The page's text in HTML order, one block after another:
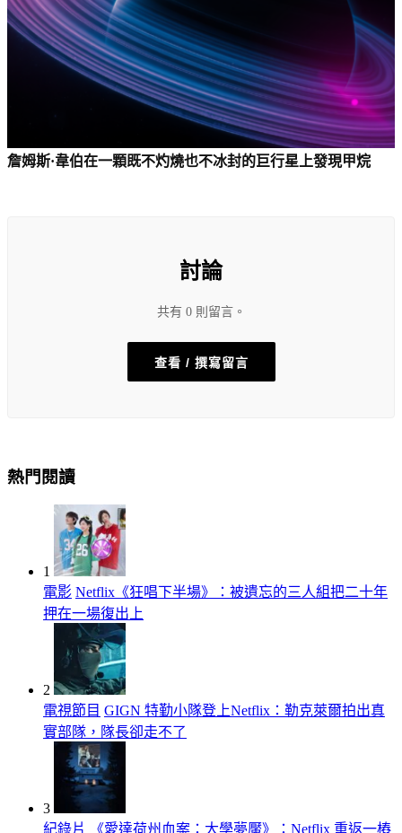
詹姆斯·韋伯在一顆既不灼燒也不冰封的巨行星上發現甲烷
討論
共有 0 則留言。
查看 / 撰寫留言
熱門閱讀
1
電影 Netflix《狂唱下半場》：被遺忘的三人組把二十年
押在一場復出上
2
電視節目 GIGN 特勤小隊登上Netflix：勒克萊爾拍出真
實部隊，隊長卻走不了
3
紀錄片
《愛達荷州血案：大學夢魘》：Netflix 重返一樁